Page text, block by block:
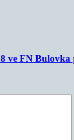
ve FN Bulovka